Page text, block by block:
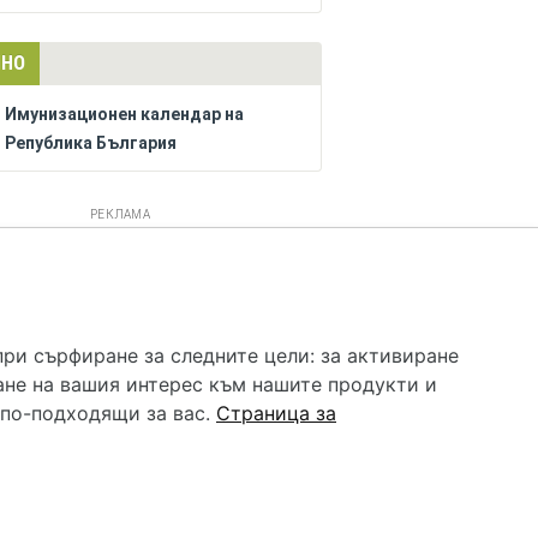
Имунизационен календар на
Република България
РЕКЛАМА
все че се полагат всички усилия за обновяване и
и самолечението могат да бъдат опасни за
помощ!
сърфиране за следните цели: за активиране
на вашия интерес към нашите продукти и
подходящи за вас. Страница за